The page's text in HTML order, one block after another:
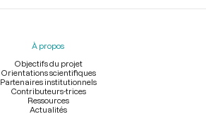
À propos
Objectifs du projet
Orientations scientifiques
Partenaires institutionnels
Contributeurs-trices
Ressources
Actualités